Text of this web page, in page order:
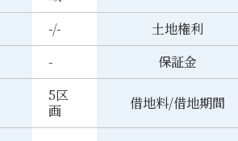
-/- 土地権利
- 保証金
5区
画
借地料/借地期間